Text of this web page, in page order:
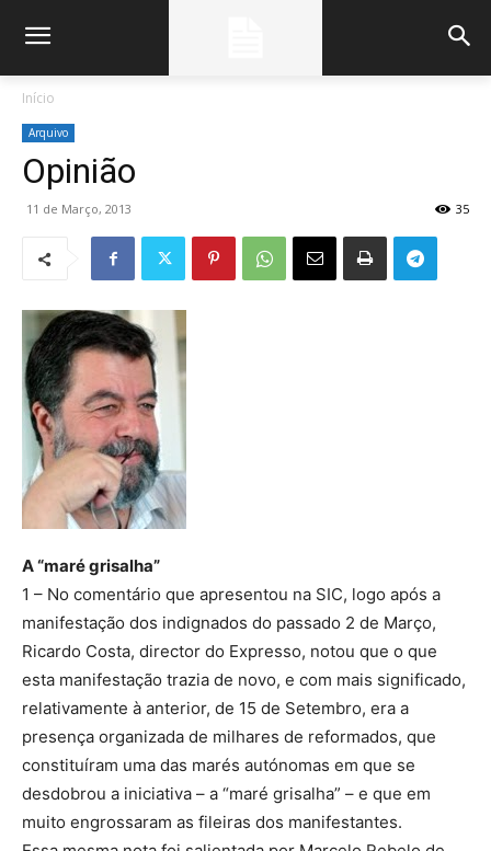
Início
Arquivo
Opinião
11 de Março, 2013 35
A “maré grisalha”
1 – No comentário que apresentou na SIC, logo após a
manifestação dos indignados do passado 2 de Março,
Ricardo Costa, director do Expresso, notou que o que
esta manifestação trazia de novo, e com mais significado,
relativamente à anterior, de 15 de Setembro, era a
presença organizada de milhares de reformados, que
constituíram uma das marés autónomas em que se
desdobrou a iniciativa – a “maré grisalha” – e que em
muito engrossaram as fileiras dos manifestantes.